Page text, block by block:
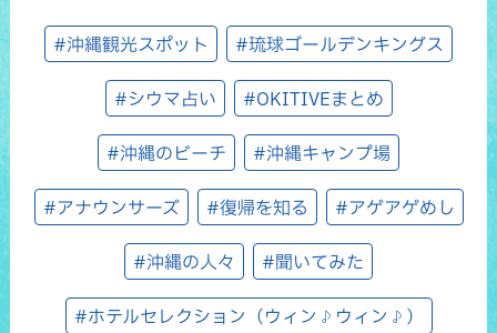
#沖縄観光スポット #琉球ゴールデンキングス
#シウマ占い #OKITIVEまとめ
#沖縄のビーチ #沖縄キャンプ場
#アナウンサーズ #復帰を知る #アゲアゲめし
#沖縄の人々 #聞いてみた
#ホテルセレクション（ウィン♪ウィン♪）